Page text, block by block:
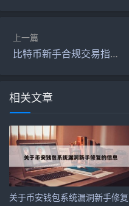
上一篇
比特币新手合规交易指南_比特币合约交易规则
相关文章
关于币安钱包系统漏洞新手修复